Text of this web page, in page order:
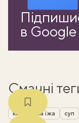
в
Смачні
китайська їжа суп